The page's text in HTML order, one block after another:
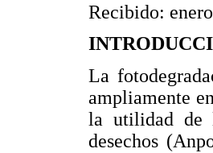
Recibido:
La
ampliamente
la utilidad de
desechos